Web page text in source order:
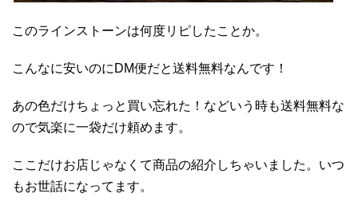
このラインストーンは何度リピしたことか。
こんなに安いのにDM便だと送料無料なんです！
あの色だけちょっと買い忘れた！などいう時も送料無料な
ので気楽に一袋だけ頼めます。
ここだけお店じゃなくて商品の紹介しちゃいました。いつ
もお世話になってます。